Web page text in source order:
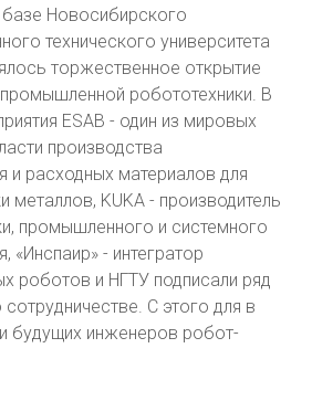
базе Новосибирского
технического университета
торжественное открытие
робототехники. В
ESAB - один из мировых
производства
и расходных материалов для
металлов, KUKA - производитель
промышленного и системного
«Инспаир» - интегратор
роботов и НГТУ подписали ряд
С этого для в
будущих инженеров робот-